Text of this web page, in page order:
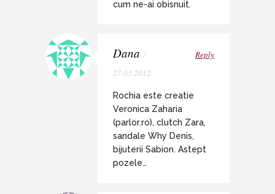
cum ne-ai obisnuit.
Dana /
27.03.2012
Reply
Rochia este creatie
Veronica Zaharia
(parlor.ro), clutch Zara,
sandale Why Denis,
bijuterii Sabion. Astept
pozele…